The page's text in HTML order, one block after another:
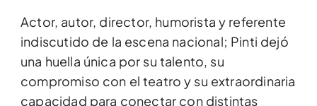
Actor, autor, director, humorista y referente
indiscutido de la escena nacional; Pinti dejó
una huella única por su talento, su
compromiso con el teatro y su extraordinaria
capacidad para conectar con distintas